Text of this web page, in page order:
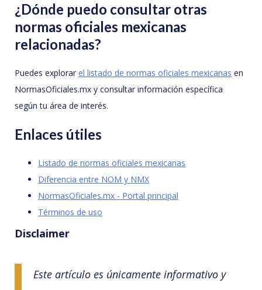
¿Dónde puedo consultar otras
normas oficiales mexicanas
relacionadas?
Puedes explorar el listado de normas oficiales mexicanas en
NormasOficiales.mx y consultar información específica
según tu área de interés.
Enlaces útiles
Listado de normas oficiales mexicanas
Diferencia entre NOM y NMX
NormasOficiales.mx - Portal principal
Términos de uso
Disclaimer
Este artículo es únicamente informativo y